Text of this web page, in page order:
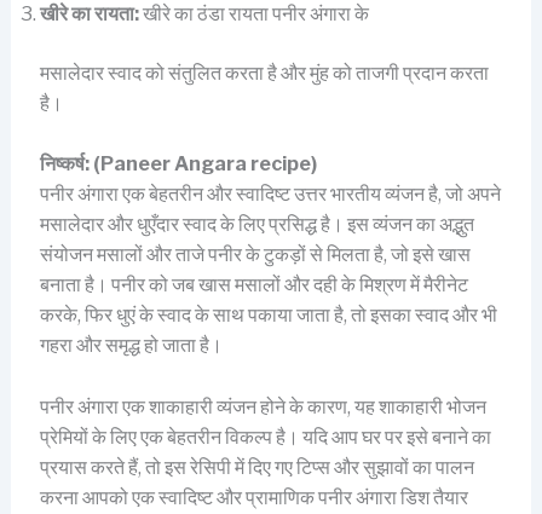
खीरे का रायता:खीरे का ठंडा रायता पनीर अंगारा के
मसालेदार स्वाद को संतुलित करता है और मुंह को ताजगी प्रदान करता
है।
निष्कर्ष: (Paneer Angara recipe)
पनीर अंगारा एक बेहतरीन और स्वादिष्ट उत्तर भारतीय व्यंजन है, जो अपने
मसालेदार और धुएँदार स्वाद के लिए प्रसिद्ध है। इस व्यंजन का अद्भुत
संयोजन मसालों और ताजे पनीर के टुकड़ों से मिलता है, जो इसे खास
बनाता है। पनीर को जब खास मसालों और दही के मिश्रण में मैरीनेट
करके, फिर धुएं के स्वाद के साथ पकाया जाता है, तो इसका स्वाद और भी
गहरा और समृद्ध हो जाता है।
पनीर अंगारा एक शाकाहारी व्यंजन होने के कारण, यह शाकाहारी भोजन
प्रेमियों के लिए एक बेहतरीन विकल्प है। यदि आप घर पर इसे बनाने का
प्रयास करते हैं, तो इस रेसिपी में दिए गए टिप्स और सुझावों का पालन
करना आपको एक स्वादिष्ट और प्रामाणिक पनीर अंगारा डिश तैयार